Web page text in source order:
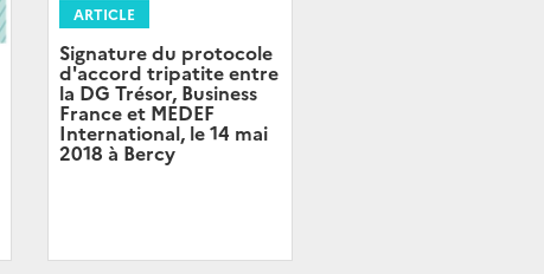
ARTICLE
Signature du protocole
d'accord tripatite entre
la DG Trésor, Business
France et MEDEF
International, le 14 mai
2018 à Bercy